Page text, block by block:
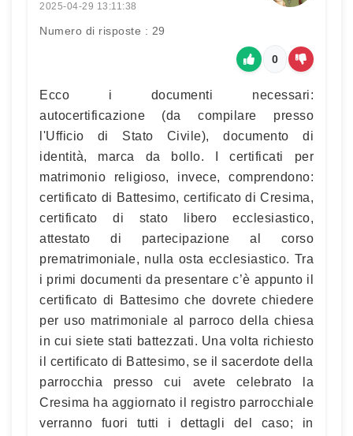
2025-04-29 13:11:38
Numero di risposte : 29
0
Ecco i documenti necessari:
autocertificazione (da compilare presso
l'Ufficio di Stato Civile), documento di
identità, marca da bollo. I certificati per
matrimonio religioso, invece, comprendono:
certificato di Battesimo, certificato di Cresima,
certificato di stato libero ecclesiastico,
attestato di partecipazione al corso
prematrimoniale, nulla osta ecclesiastico. Tra
i primi documenti da presentare c’è appunto il
certificato di Battesimo che dovrete chiedere
per uso matrimoniale al parroco della chiesa
in cui siete stati battezzati. Una volta richiesto
il certificato di Battesimo, se il sacerdote della
parrocchia presso cui avete celebrato la
Cresima ha aggiornato il registro parrocchiale
verranno fuori tutti i dettagli del caso; in